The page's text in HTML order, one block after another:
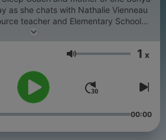
as she chats with Nathalie Vienneau
teacher and Elementary School
about infant sleep and
sleep, need sleep help, or want to be a
Гучність 1 x
00:00